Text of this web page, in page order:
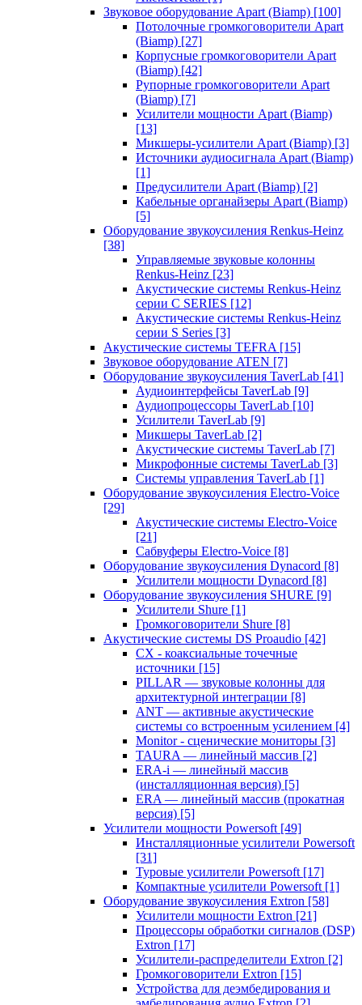
Звуковое оборудование Apart (Biamp) [100]
Потолочные громкоговорители Apart
(Biamp) [27]
Корпусные громкоговорители Apart
(Biamp) [42]
Рупорные громкоговорители Apart
(Biamp) [7]
Усилители мощности Apart (Biamp)
[13]
Микшеры-усилители Apart (Biamp) [3]
Источники аудиосигнала Apart (Biamp)
[1]
Предусилители Apart (Biamp) [2]
Кабельные органайзеры Apart (Biamp)
[5]
Оборудование звукоусиления Renkus-Heinz
[38]
Управляемые звуковые колонны
Renkus-Heinz [23]
Акустические системы Renkus-Heinz
серии C SERIES [12]
Акустические системы Renkus-Heinz
серии S Series [3]
Акустические системы TEFRA [15]
Звуковое оборудование ATEN [7]
Оборудование звукоусиления TaverLab [41]
Аудиоинтерфейсы TaverLab [9]
Аудиопроцессоры TaverLab [10]
Усилители TaverLab [9]
Микшеры TaverLab [2]
Акустические системы TaverLab [7]
Микрофонные системы TaverLab [3]
Системы управления TaverLab [1]
Оборудование звукоусиления Electro-Voice
[29]
Акустические системы Electro-Voice
[21]
Сабвуферы Electro-Voice [8]
Оборудование звукоусиления Dynacord [8]
Усилители мощности Dynacord [8]
Оборудование звукоусиления SHURE [9]
Усилители Shure [1]
Громкоговорители Shure [8]
Акустические системы DS Proaudio [42]
CX - коаксиальные точечные
источники [15]
PILLAR — звуковые колонны для
архитектурной интеграции [8]
ANT — активные акустические
системы со встроенным усилением [4]
Monitor - сценические мониторы [3]
TAURA — линейный массив [2]
ERA-i — линейный массив
(инсталляционная версия) [5]
ERA — линейный массив (прокатная
версия) [5]
Усилители мощности Powersoft [49]
Инсталляционные усилители Powersoft
[31]
Туровые усилители Powersoft [17]
Компактные усилители Powersoft [1]
Оборудование звукоусиления Extron [58]
Усилители мощности Extron [21]
Процессоры обработки сигналов (DSP)
Extron [17]
Усилители-распределители Extron [2]
Громкоговорители Extron [15]
Устройства для деэмбедирования и